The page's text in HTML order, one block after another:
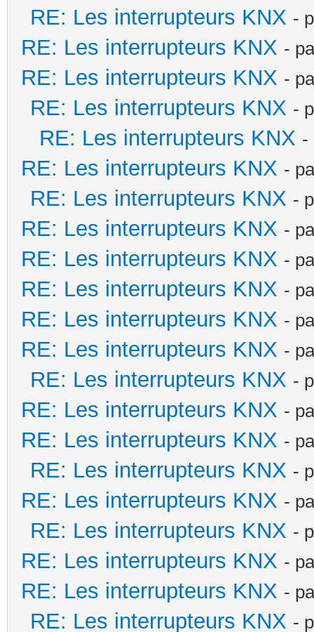
RE: Les interrupteurs KNX -
RE: Les interrupteurs KNX -
RE: Les interrupteurs KNX -
RE: Les interrupteurs KNX -
RE: Les interrupteurs KNX -
RE: Les interrupteurs KNX -
RE: Les interrupteurs KNX -
RE: Les interrupteurs KNX -
RE: Les interrupteurs KNX -
RE: Les interrupteurs KNX -
RE: Les interrupteurs KNX -
RE: Les interrupteurs KNX -
RE: Les interrupteurs KNX -
RE: Les interrupteurs KNX -
RE: Les interrupteurs KNX -
RE: Les interrupteurs KNX -
RE: Les interrupteurs KNX -
RE: Les interrupteurs KNX -
RE: Les interrupteurs KNX -
RE: Les interrupteurs KNX -
RE: Les interrupteurs KNX -